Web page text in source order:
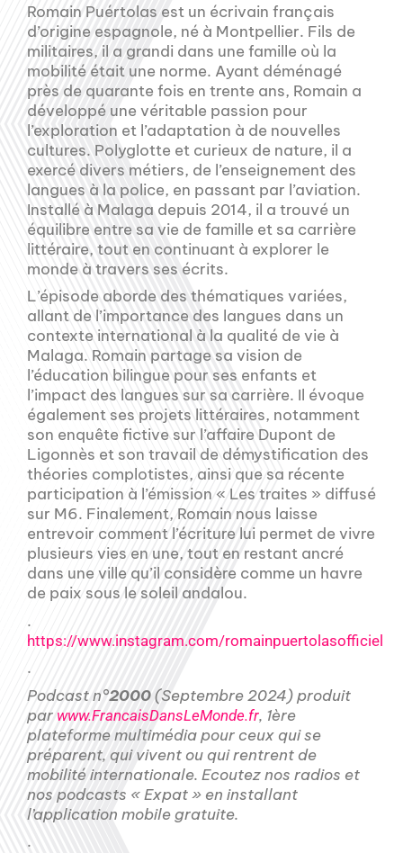
Romain Puértolas est un écrivain français
d’origine espagnole, né à Montpellier. Fils de
militaires, il a grandi dans une famille où la
mobilité était une norme. Ayant déménagé
près de quarante fois en trente ans, Romain a
développé une véritable passion pour
l’exploration et l’adaptation à de nouvelles
cultures. Polyglotte et curieux de nature, il a
exercé divers métiers, de l’enseignement des
langues à la police, en passant par l’aviation.
Installé à Malaga depuis 2014, il a trouvé un
équilibre entre sa vie de famille et sa carrière
littéraire, tout en continuant à explorer le
monde à travers ses écrits.
L’épisode aborde des thématiques variées,
allant de l’importance des langues dans un
contexte international à la qualité de vie à
Malaga. Romain partage sa vision de
l’éducation bilingue pour ses enfants et
l’impact des langues sur sa carrière. Il évoque
également ses projets littéraires, notamment
son enquête fictive sur l’affaire Dupont de
Ligonnès et son travail de démystification des
théories complotistes, ainsi que sa récente
participation à l’émission « Les traites » diffusé
sur M6. Finalement, Romain nous laisse
entrevoir comment l’écriture lui permet de vivre
plusieurs vies en une, tout en restant ancré
dans une ville qu’il considère comme un havre
de paix sous le soleil andalou.
.
https://www.instagram.com/romainpuertolasofficiel
.
Podcast n°2000(Septembre 2024) produit
par www.FrancaisDansLeMonde.fr, 1ère
plateforme multimédia pour ceux qui se
préparent, qui vivent ou qui rentrent de
mobilité internationale. Ecoutez nos radios et
nos podcasts « Expat » en installant
l’application mobile gratuite.
.